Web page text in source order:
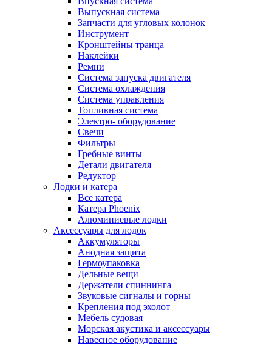
Выпускная система
Запчасти для угловых колонок
Инструмент
Кронштейны транца
Наклейки
Ремни
Система запуска двигателя
Система охлаждения
Система управления
Топливная система
Электро- оборудование
Свечи
Фильтры
Гребные винты
Детали двигателя
Редуктор
Лодки и катера
Все катера
Катера Phoenix
Алюминиевые лодки
Аксессуары для лодок
Аккумуляторы
Анодная защита
Гермоупаковка
Дельные вещи
Держатели спиннинга
Звуковые сигналы и горны
Крепления под эхолот
Мебель судовая
Морская акустика и аксессуары
Навесное оборудование